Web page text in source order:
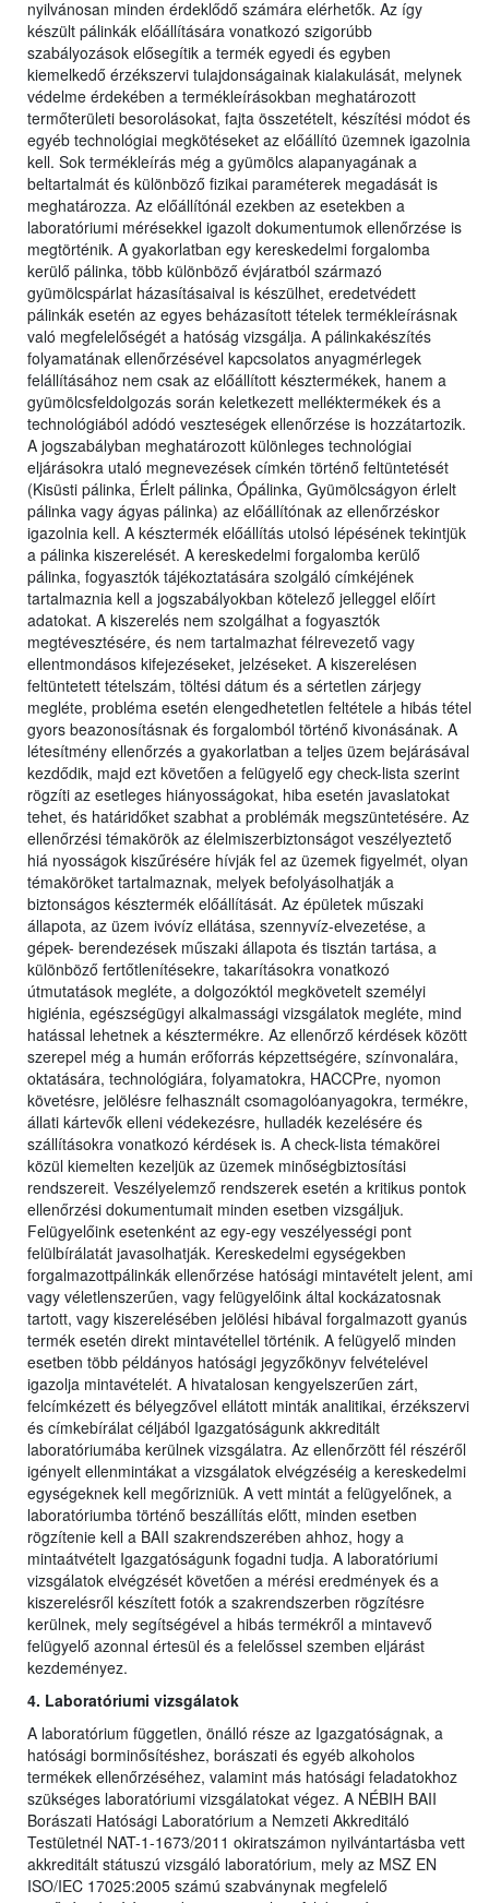
nyilvánosan minden érdeklődő számára elérhetők. Az így
készült pálinkák előállítására vonatkozó szigorúbb
szabályozások elősegítik a termék egyedi és egyben
kiemelkedő érzékszervi tulajdonságainak kialakulását, melynek
védelme érdekében a termékleírásokban meghatározott
termőterületi besorolásokat, fajta összetételt, készítési módot és
egyéb technológiai megkötéseket az előállító üzemnek igazolnia
kell. Sok termékleírás még a gyümölcs alapanyagának a
beltartalmát és különböző fizikai paraméterek megadását is
meghatározza. Az előállítónál ezekben az esetekben a
laboratóriumi mérésekkel igazolt dokumentumok ellenőrzése is
megtörténik. A gyakorlatban egy kereskedelmi forgalomba
kerülő pálinka, több különböző évjáratból származó
gyümölcspárlat házasításaival is készülhet, eredetvédett
pálinkák esetén az egyes beházasított tételek termékleírásnak
való megfelelőségét a hatóság vizsgálja. A pálinkakészítés
folyamatának ellenőrzésével kapcsolatos anyagmérlegek
felállításához nem csak az előállított késztermékek, hanem a
gyümölcsfeldolgozás során keletkezett melléktermékek és a
technológiából adódó veszteségek ellenőrzése is hozzátartozik.
A jogszabályban meghatározott különleges technológiai
eljárásokra utaló megnevezések címkén történő feltüntetését
(Kisüsti pálinka, Érlelt pálinka, Ópálinka, Gyümölcságyon érlelt
pálinka vagy ágyas pálinka) az előállítónak az ellenőrzéskor
igazolnia kell. A késztermék előállítás utolsó lépésének tekintjük
a pálinka kiszerelését. A kereskedelmi forgalomba kerülő
pálinka, fogyasztók tájékoztatására szolgáló címkéjének
tartalmaznia kell a jogszabályokban kötelező jelleggel előírt
adatokat. A kiszerelés nem szolgálhat a fogyasztók
megtévesztésére, és nem tartalmazhat félrevezető vagy
ellentmondásos kifejezéseket, jelzéseket. A kiszerelésen
feltüntetett tételszám, töltési dátum és a sértetlen zárjegy
megléte, probléma esetén elengedhetetlen feltétele a hibás tétel
gyors beazonosításnak és forgalomból történő kivonásának. A
létesítmény ellenőrzés a gyakorlatban a teljes üzem bejárásával
kezdődik, majd ezt követően a felügyelő egy check-lista szerint
rögzíti az esetleges hiányosságokat, hiba esetén javaslatokat
tehet, és határidőket szabhat a problémák megszüntetésére. Az
ellenőrzési témakörök az élelmiszerbiztonságot veszélyeztető
hiá nyosságok kiszűrésére hívják fel az üzemek figyelmét, olyan
témaköröket tartalmaznak, melyek befolyásolhatják a
biztonságos késztermék előállítását. Az épületek műszaki
állapota, az üzem ivóvíz ellátása, szennyvíz-elvezetése, a
gépek- berendezések műszaki állapota és tisztán tartása, a
különböző fertőtlenítésekre, takarításokra vonatkozó
útmutatások megléte, a dolgozóktól megkövetelt személyi
higiénia, egészségügyi alkalmassági vizsgálatok megléte, mind
hatással lehetnek a késztermékre. Az ellenőrző kérdések között
szerepel még a humán erőforrás képzettségére, színvonalára,
oktatására, technológiára, folyamatokra, HACCPre, nyomon
követésre, jelölésre felhasznált csomagolóanyagokra, termékre,
állati kártevők elleni védekezésre, hulladék kezelésére és
szállításokra vonatkozó kérdések is. A check-lista témakörei
közül kiemelten kezeljük az üzemek minőségbiztosítási
rendszereit. Veszélyelemző rendszerek esetén a kritikus pontok
ellenőrzési dokumentumait minden esetben vizsgáljuk.
Felügyelőink esetenként az egy-egy veszélyességi pont
felülbírálatát javasolhatják. Kereskedelmi egységekben
forgalmazottpálinkák ellenőrzése hatósági mintavételt jelent, ami
vagy véletlenszerűen, vagy felügyelőink által kockázatosnak
tartott, vagy kiszerelésében jelölési hibával forgalmazott gyanús
termék esetén direkt mintavétellel történik. A felügyelő minden
esetben több példányos hatósági jegyzőkönyv felvételével
igazolja mintavételét. A hivatalosan kengyelszerűen zárt,
felcímkézett és bélyegzővel ellátott minták analitikai, érzékszervi
és címkebírálat céljából Igazgatóságunk akkreditált
laboratóriumába kerülnek vizsgálatra. Az ellenőrzött fél részéről
igényelt ellenmintákat a vizsgálatok elvégzéséig a kereskedelmi
egységeknek kell megőrizniük. A vett mintát a felügyelőnek, a
laboratóriumba történő beszállítás előtt, minden esetben
rögzítenie kell a BAII szakrendszerében ahhoz, hogy a
mintaátvételt Igazgatóságunk fogadni tudja. A laboratóriumi
vizsgálatok elvégzését követően a mérési eredmények és a
kiszerelésről készített fotók a szakrendszerben rögzítésre
kerülnek, mely segítségével a hibás termékről a mintavevő
felügyelő azonnal értesül és a felelőssel szemben eljárást
kezdeményez.
4. Laboratóriumi vizsgálatok
A laboratórium független, önálló része az Igazgatóságnak, a
hatósági borminősítéshez, borászati és egyéb alkoholos
termékek ellenőrzéséhez, valamint más hatósági feladatokhoz
szükséges laboratóriumi vizsgálatokat végez. A NÉBIH BAII
Borászati Hatósági Laboratórium a Nemzeti Akkreditáló
Testületnél NAT-1-1673/2011 okiratszámon nyilvántartásba vett
akkreditált státuszú vizsgáló laboratórium, mely az MSZ EN
ISO/IEC 17025:2005 számú szabványnak megfelelő